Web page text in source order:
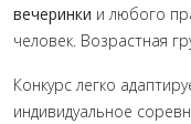
вечеринки и любого
человек. Возрастная
Конкурс легко
индивидуальное